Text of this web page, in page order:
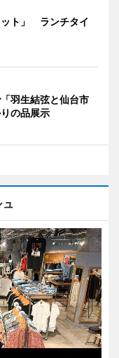
ット」 ランチタイ
羽生結弦と仙台市
の品展示